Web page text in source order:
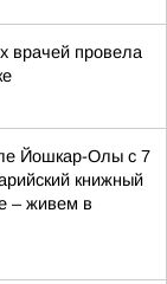
врачей провела
Йошкар-Олы с 7
книжный
– живем в